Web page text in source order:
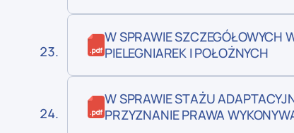
W SPRAWIE SZCZEGÓŁOWYCH
PIELEGNIAREK I POŁOŻNYCH
W SPRAWIE STAŻU
PRZYZNANIE PRAWA